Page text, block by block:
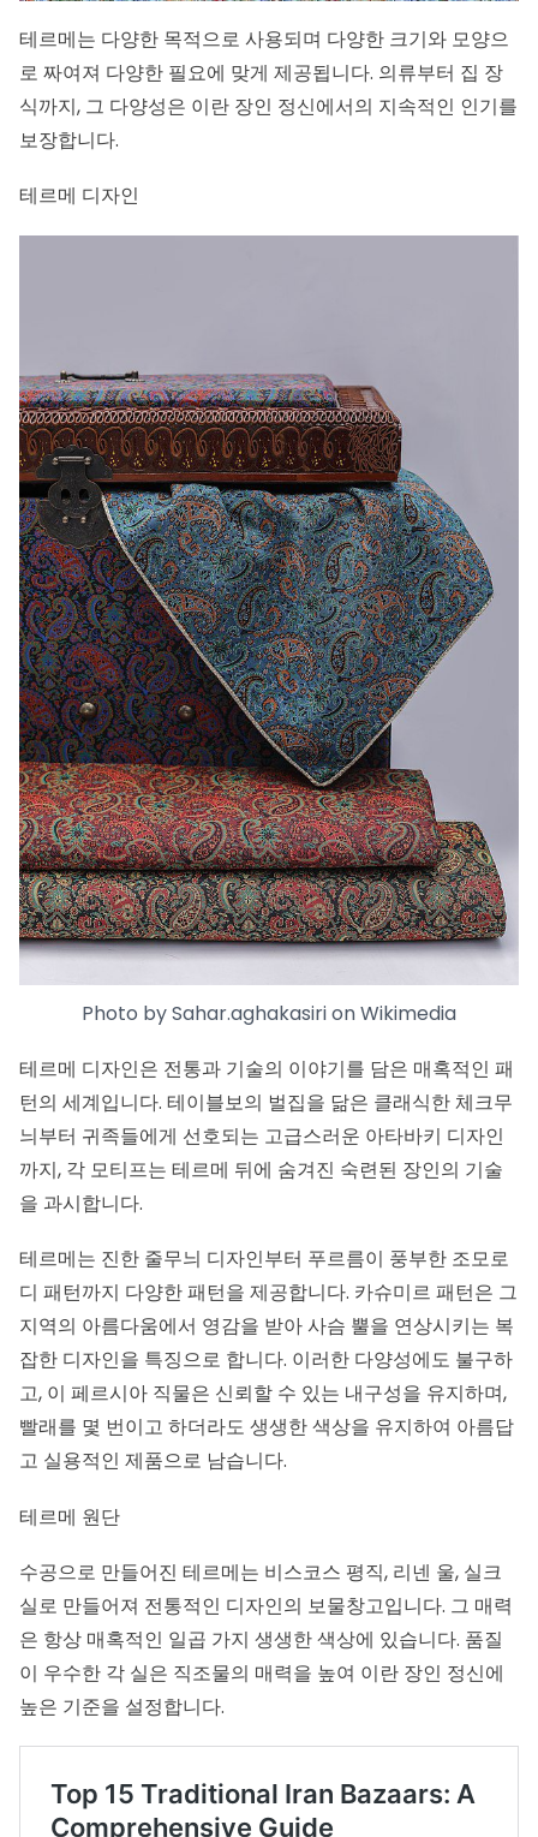
테르메는 다양한 목적으로 사용되며 다양한 크기와 모양으
로 짜여져 다양한 필요에 맞게 제공됩니다. 의류부터 집 장
식까지, 그 다양성은 이란 장인 정신에서의 지속적인 인기를
보장합니다.
테르메 디자인
Photo bySahar.aghakasirionWikimedia
테르메 디자인은 전통과 기술의 이야기를 담은 매혹적인 패
턴의 세계입니다. 테이블보의 벌집을 닮은 클래식한 체크무
늬부터 귀족들에게 선호되는 고급스러운 아타바키 디자인
까지, 각 모티프는 테르메 뒤에 숨겨진 숙련된 장인의 기술
을 과시합니다.
테르메는 진한 줄무늬 디자인부터 푸르름이 풍부한 조모로
디 패턴까지 다양한 패턴을 제공합니다. 카슈미르 패턴은 그
지역의 아름다움에서 영감을 받아 사슴 뿔을 연상시키는 복
잡한 디자인을 특징으로 합니다. 이러한 다양성에도 불구하
고, 이 페르시아 직물은 신뢰할 수 있는 내구성을 유지하며,
빨래를 몇 번이고 하더라도 생생한 색상을 유지하여 아름답
고 실용적인 제품으로 남습니다.
테르메 원단
수공으로 만들어진 테르메는 비스코스 평직, 리넨 울, 실크
실로 만들어져 전통적인 디자인의 보물창고입니다. 그 매력
은 항상 매혹적인 일곱 가지 생생한 색상에 있습니다. 품질
이 우수한 각 실은 직조물의 매력을 높여 이란 장인 정신에
높은 기준을 설정합니다.